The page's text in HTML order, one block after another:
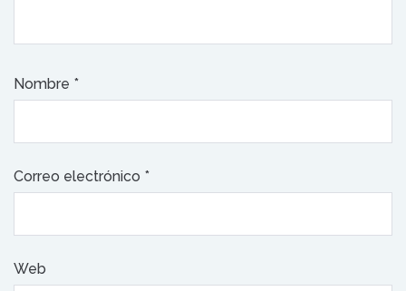
Nombre *
Correo electrónico *
Web